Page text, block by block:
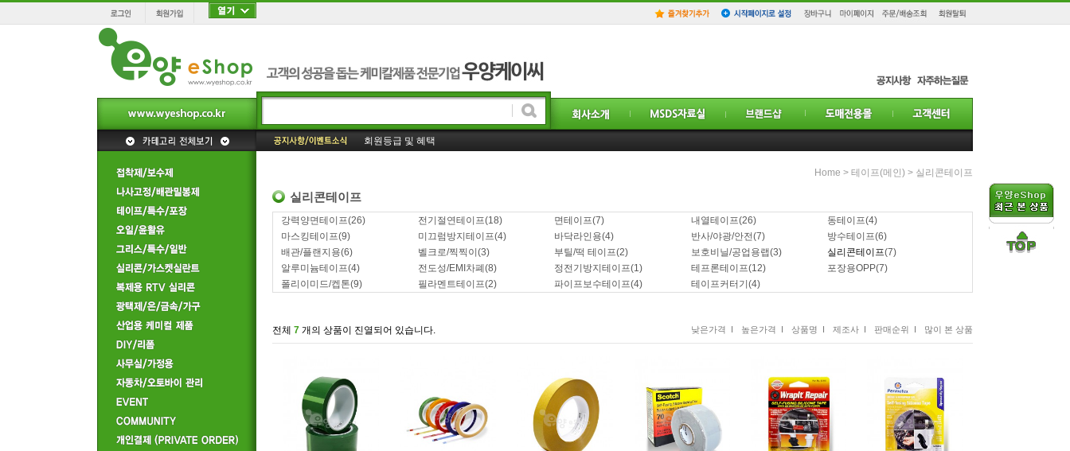
회원등급 및 혜택
홈페이지 일부 리뉴얼! 더욱 더 좋은 서비스를 제공하겠습니다.!
Home > 테이프(메인) > 실리콘테이프
실리콘테이프
강력양면테이프(26) 전기절연테이프(18) 면테이프(7) 내열테이프(26) 동테이프(4)
마스킹테이프(9) 미끄럼방지테이프(4) 바닥라인용(4) 반사/야광/안전(7) 방수테이프(6)
배관/플랜지용(6) 벨크로/찍찍이 (3) 부틸/떡 테이프(2) 보호비닐/공업용랩(3) 실리콘테이프(7)
알루미늄테이프(4) 전도성/EMI차폐 (8) 정전기방지테이프(1) 테프론테이프(12) 포장용OPP(7)
폴리이미드/켑톤(9) 필라멘트테이프(2) 파이프보수테이프(4) 테이프커터기 (4)
전체 7 개의 상품이 진열되어 있습니다. 낮은가격 I 높은가격 I 상품명 I 제조사 I 판매순위 I 많이 본 상품